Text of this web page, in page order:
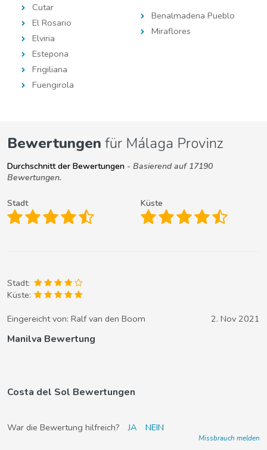
Cutar
El Rosario
Elviria
Estepona
Frigiliana
Fuengirola
Benalmadena Pueblo
Miraflores
Bewertungen für Málaga Provinz
Durchschnitt der Bewertungen - Basierend auf 17190
Bewertungen.
Stadt Küste
Stadt:
Küste:
Eingereicht von: Ralf van den Boom 2. Nov 2021
Manilva Bewertung
Costa del Sol Bewertungen
War die Bewertung hilfreich? JA NEIN
Missbrauch melden